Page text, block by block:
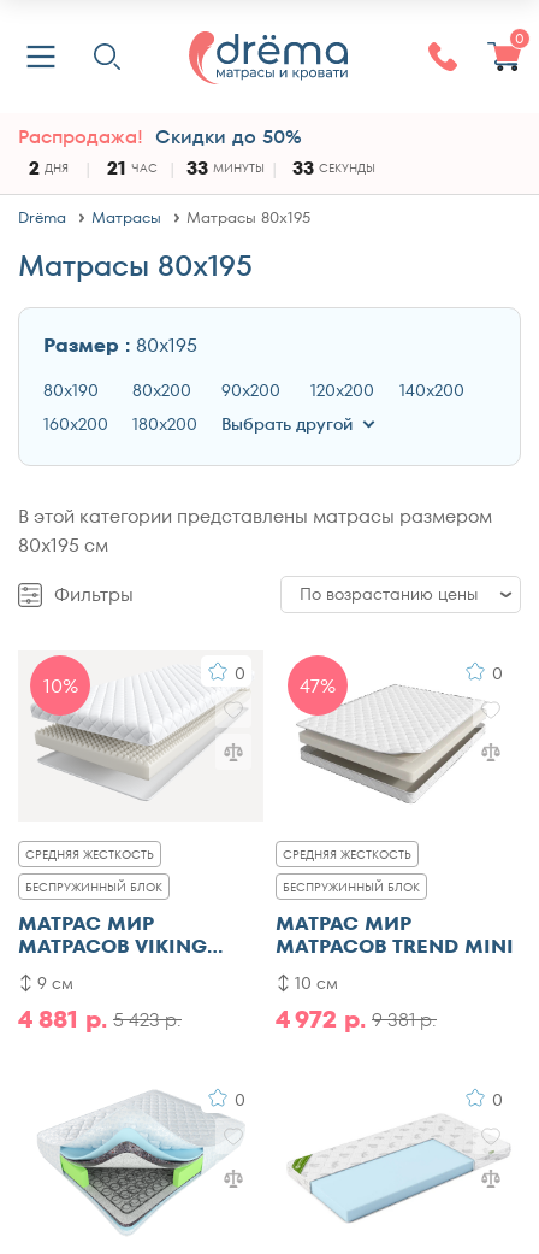
0
Распродажа! Скидки до 50%
2 ДНЯ 21 ЧАС 33 МИНУТЫ 33 СЕКУНДЫ
Drёma Матрасы Матрасы 80x195
Матрасы 80x195
Размер : 80x195
80x190 80x200 90x200 120x200
140x200
160x200
180x200 Выбрать другой
В этой категории представлены матрасы размером
80x195 см
Фильтры
По возрастанию цены
По убыванию цены
По популярности
По рейтингу
10% 0
СРЕДНЯЯ ЖЕСТКОСТЬ
БЕСПРУЖИННЫЙ БЛОК
МАТРАС МИР
МАТРАСОВ VIKING
AGVID
5 423 р.
4 881 р.
9 см
47% 0
СРЕДНЯЯ ЖЕСТКОСТЬ
БЕСПРУЖИННЫЙ БЛОК
МАТРАС МИР
МАТРАСОВ TREND MINI
9 381 р.
4 972 р.
10 см
0 0